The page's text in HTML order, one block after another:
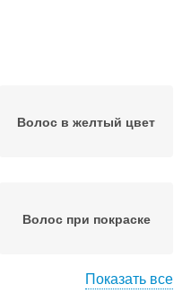
Волос в желтый цвет
Волос при покраске
Показать все